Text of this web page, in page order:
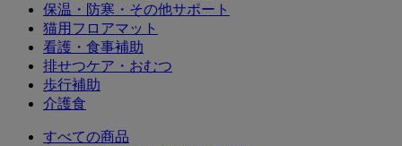
保温・防寒・その他サポート
猫用フロアマット
看護・食事補助
排せつケア・おむつ
歩行補助
介護食
すべての商品